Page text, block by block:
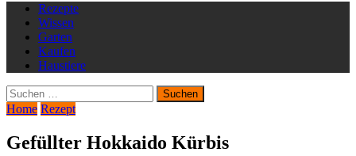
Rezepte
Wissen
Garten
Kaufen
Haustiere
Suchen
nach:
Home Rezept
Gefüllter Hokkaido Kürbis